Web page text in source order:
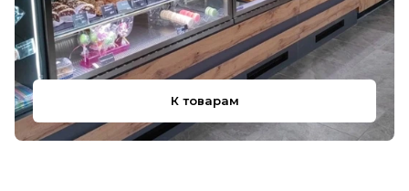
К товарам